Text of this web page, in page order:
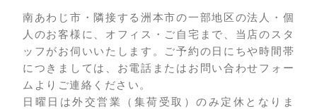
南あわじ市・隣接する洲本市の一部地区の法人・個
人のお客様に、オフィス・ご自宅まで、当店のスタ
ッフがお伺いいたします。ご予約の日にちや時間帯
につきましては、お電話またはお問い合わせフォー
ムよりご連絡ください。
日曜日は外交営業（集荷受取）のみ定休となりま